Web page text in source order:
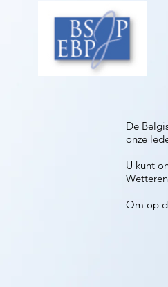
De
onze
U kunt
Om op